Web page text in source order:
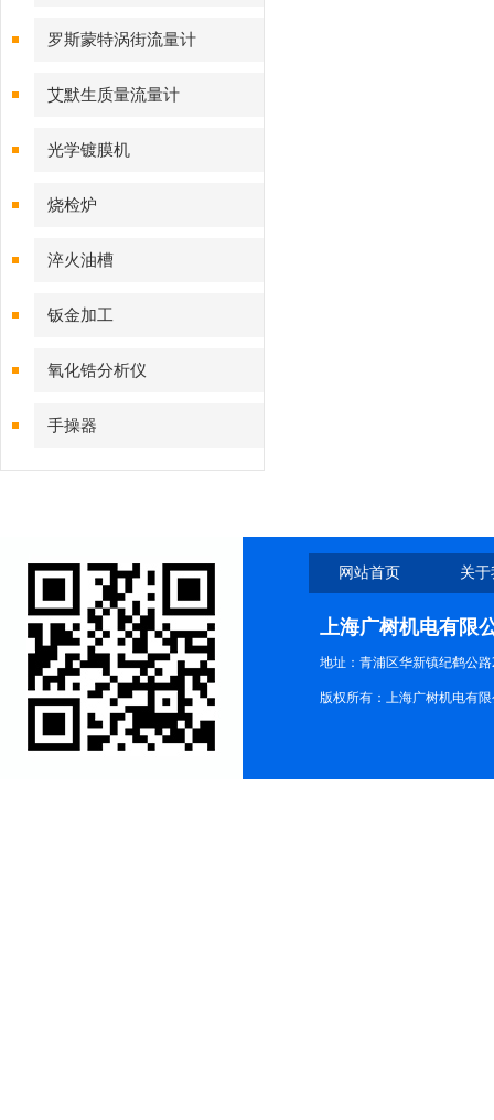
磁流量计
罗斯蒙特涡街流量计
艾默生质量流量计
光学镀膜机
烧检炉
淬火油槽
钣金加工
氧化锆分析仪
手操器
网站首页 关
上海广树机电有限
地址：青浦区华新镇纪鹤公路
版权所有：上海广树机电有